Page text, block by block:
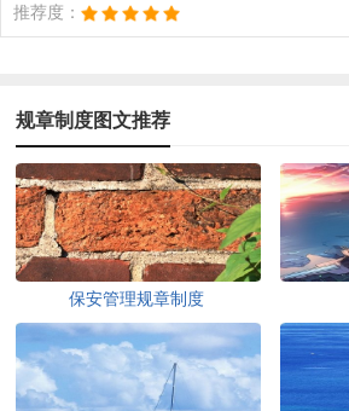
推荐度：
规章制度图文推荐
保安管理规章制度